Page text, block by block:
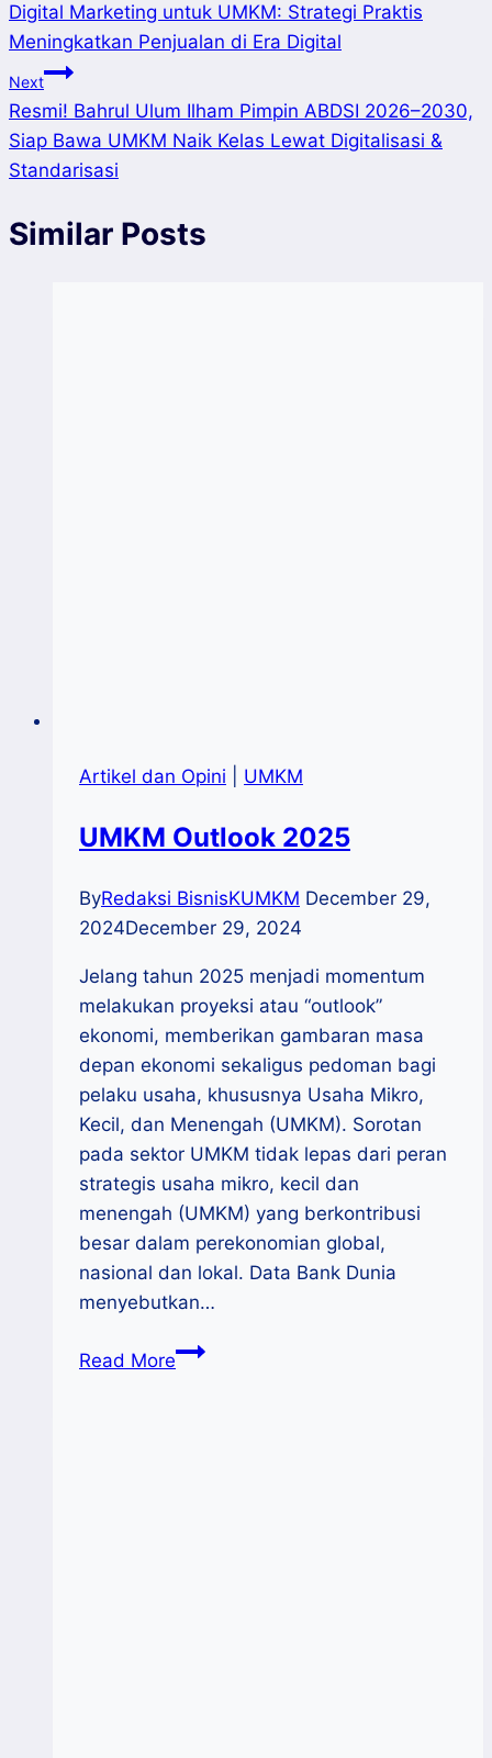
navigation
Digital Marketing untuk UMKM: Strategi Praktis
Meningkatkan Penjualan di Era Digital
Next
Resmi! Bahrul Ulum Ilham Pimpin ABDSI 2026–2030,
Siap Bawa UMKM Naik Kelas Lewat Digitalisasi &
Standarisasi
Similar Posts
Artikel dan Opini UMKM
UMKM Outlook 2025
ByRedaksi BisnisKUMKM December 29,
2024December 29, 2024
Jelang tahun 2025 menjadi momentum
melakukan proyeksi atau “outlook”
ekonomi, memberikan gambaran masa
depan ekonomi sekaligus pedoman bagi
pelaku usaha, khususnya Usaha Mikro,
Kecil, dan Menengah (UMKM). Sorotan
pada sektor UMKM tidak lepas dari peran
strategis usaha mikro, kecil dan
menengah (UMKM) yang berkontribusi
besar dalam perekonomian global,
nasional dan lokal. Data Bank Dunia
menyebutkan…
Read MoreUMKM